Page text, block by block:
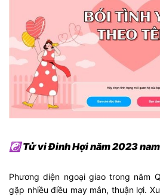
☯ Tử vi Đinh Hợi năm 2023
Phương diện ngoại giao trong năm
gặp nhiều điều may mắn, thuận lợi.